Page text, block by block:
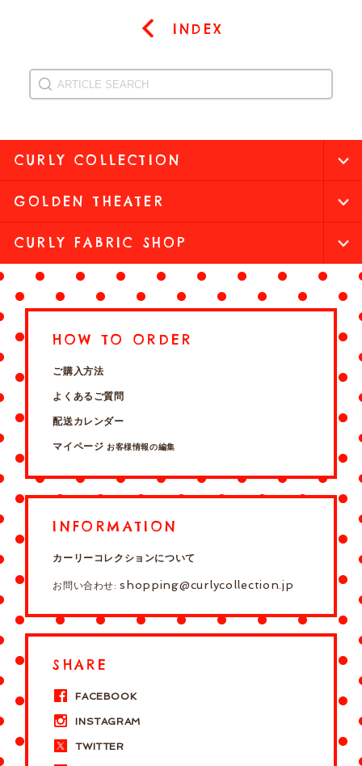
INDEX
CURLY COLLECTION
GOLDEN THEATER
CURLY FABRIC SHOP
HOW TO ORDER
ご購入方法
よくあるご質問
配送カレンダー
マイページ お客様情報の編集
INFORMATION
カーリーコレクションについて
お問い合わせ:shopping@curlycollection.jp
SHARE
FACEBOOK
INSTAGRAM
TWITTER